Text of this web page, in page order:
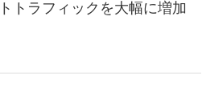
トラフィックを大幅に増加